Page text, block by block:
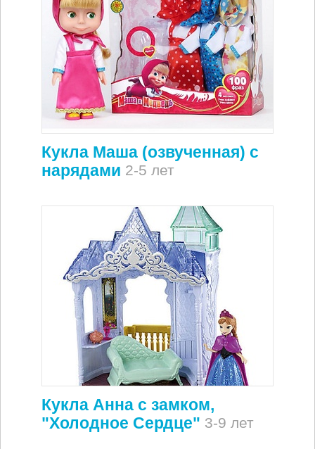
Кукла Маша (озвученная) с
нарядами 2-5 лет
Кукла Анна с замком,
"Холодное Сердце" 3-9 лет